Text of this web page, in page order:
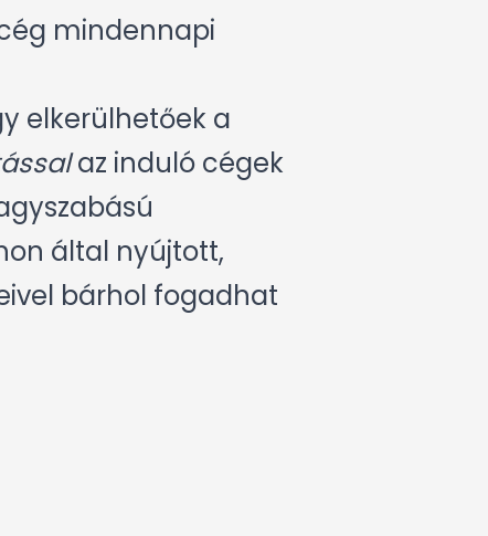
mindennapi
elkerülhetőek a
az induló cégek
által nyújtott,
bárhol fogadhat